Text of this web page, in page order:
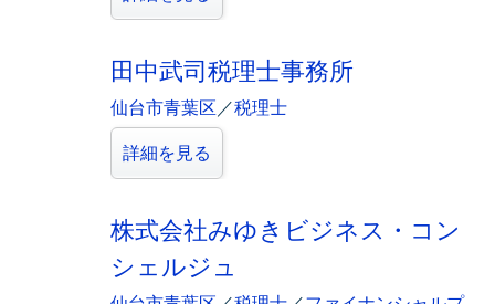
田中武司税理士事務所
仙台市青葉区 ／税理士
詳細を見る
株式会社みゆきビジネス・コン
シェルジュ